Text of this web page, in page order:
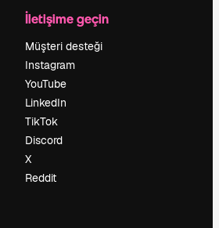
İletişime geçin
Müşteri desteği
Instagram
YouTube
LinkedIn
TikTok
Discord
X
Reddit